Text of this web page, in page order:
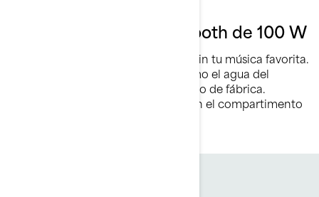
Sistema de audio Bluetooth de 100 W
No hay sesión deportiva completa sin tu música favorita.
Con 100 vatios de sonido claro como el agua del
sistema de audio Bluetooth instalado de fábrica.
Además, mantén el teléfono seco en el compartimento